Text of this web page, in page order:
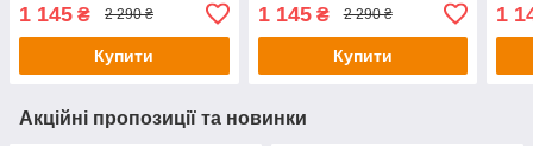
1 145 ₴ 2 290 ₴
Купити
1 145₴ 2 290 ₴
Купити
1
Акційні пропозиції та новинки